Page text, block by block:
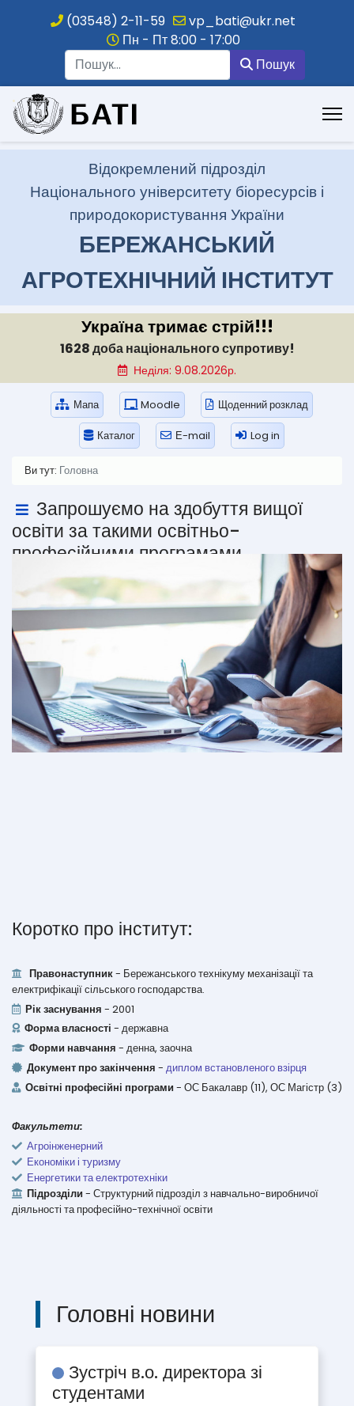
(03548) 2-11-59
vp_bati@ukr.net
Пн - Пт 8:00 - 17:00
Пошук
.
Відокремлений підрозділ
Національного університету біоресурсів і
природокористування України
БЕРЕЖАНСЬКИЙ
АГРОТЕХНІЧНИЙ ІНСТИТУТ
Україна тримає стрій!!!
1628 доба національного супротиву!
Неділя: 9.08.2026р.
Мапа Moodle Щоденний розклад
Каталог Е-mail Log in
Ви тут: Головна
Запрошуємо на здобуття вищої
освіти за такими освітньо-
професійними програмами
Коротко про інститут:
Правонаступник- Бережанського технікуму механізації та
електрифікації сільського господарства.
Рік заснування - 2001
Форма власності - державна
Форми навчання - денна, заочна
Документ про закінчення - диплом встановленого взірця
Освітні професійні програми - ОС Бакалавр (11), ОС Магістр (3)
Факультети:
Агроінженерний
Економіки і туризму
Енергетики та електротехніки
Підрозділи - Структурний підрозділ з навчально-виробничої
діяльності та професійно-технічної освіти
Головні новини
Зустріч в.о. директора зі
студентами